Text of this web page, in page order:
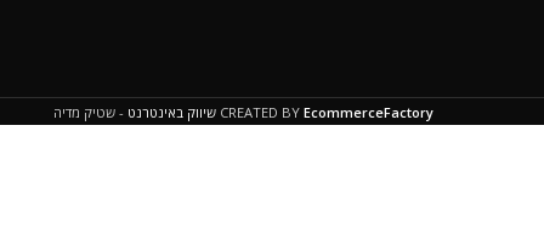
CREATED BY EcommerceFactory שיווק באינטרנט - שטיק מדיה